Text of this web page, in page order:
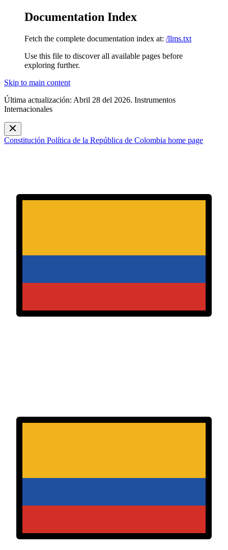
Documentation Index
Fetch the complete documentation index at: /llms.txt
Use this file to discover all available pages before
exploring further.
Skip to main content
Última actualización: Abril 28 del 2026. Instrumentos
Internacionales
Constitución Política de la República de Colombia home page